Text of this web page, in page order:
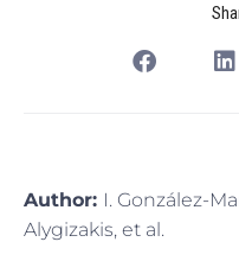
Author: I. González-
Alygizakis, et al.